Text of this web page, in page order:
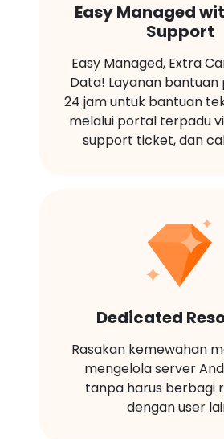
Easy Managed
Support
Easy Managed, Extra
Data! Layanan bantuan
24 jam untuk bantuan
melalui portal terpadu
support ticket, dan
Dedicated
Rasakan kemewahan
mengelola server
tanpa harus berbagi
dengan user